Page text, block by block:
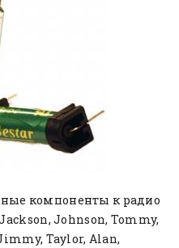
компоненты к радио
Johnson, Tommy,
Taylor, Alan,